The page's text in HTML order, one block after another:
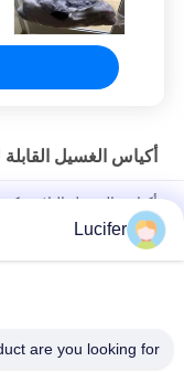
أكياس الغسيل
أكياس الغسيل
للتصرف للطب /
Lucifer
are you looking for?